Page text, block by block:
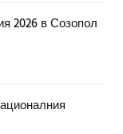
2026 в Созопол